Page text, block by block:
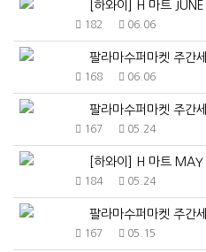
[하와이] H 마트
182 06.06
팔라마수퍼마켓 주간
168 06.06
팔라마수퍼마켓 주
167 05.24
[하와이] H 마트
184 05.24
팔라마수퍼마켓 주
167 05.15